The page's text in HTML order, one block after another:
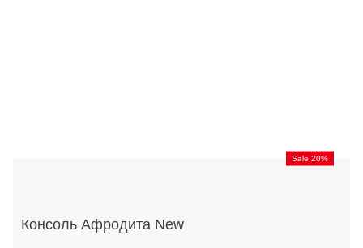
Sale 20%
Консоль Афродита New